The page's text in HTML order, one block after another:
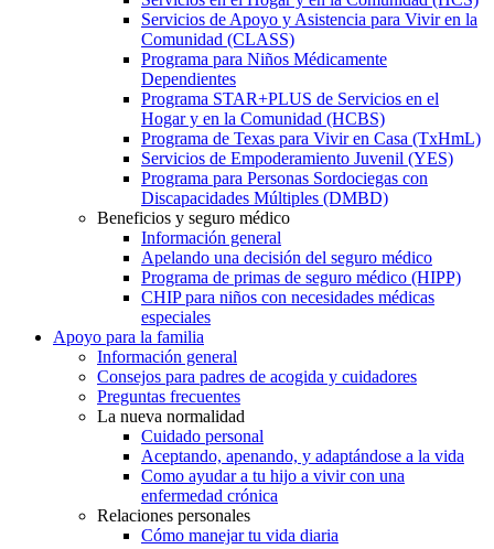
Servicios de Apoyo y Asistencia para Vivir en la
Comunidad (CLASS)
Programa para Niños Médicamente
Dependientes
Programa STAR+PLUS de Servicios en el
Hogar y en la Comunidad (HCBS)
Programa de Texas para Vivir en Casa (TxHmL)
Servicios de Empoderamiento Juvenil (YES)
Programa para Personas Sordociegas con
Discapacidades Múltiples (DMBD)
Beneficios y seguro médico
Información general
Apelando una decisión del seguro médico
Programa de primas de seguro médico (HIPP)
CHIP para niños con necesidades médicas
especiales
Apoyo para la familia
Información general
Consejos para padres de acogida y cuidadores
Preguntas frecuentes
La nueva normalidad
Cuidado personal
Aceptando, apenando, y adaptándose a la vida
Como ayudar a tu hijo a vivir con una
enfermedad crónica
Relaciones personales
Cómo manejar tu vida diaria